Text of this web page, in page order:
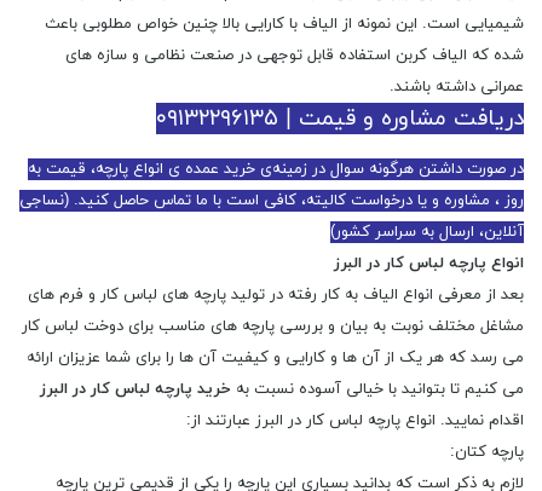
شیمیایی است. این نمونه از الیاف با کارایی بالا چنین خواص مطلوبی باعث
شده که الیاف کربن استفاده قابل توجهی در صنعت نظامی و سازه های
عمرانی داشته باشند.
دریافت مشاوره و قیمت | ۰۹۱۳۲۲۹۶۱۳۵
در صورت داشتن هرگونه سوال در زمینه‌ی خرید عمده ی انواع پارچه، قیمت به
روز ، مشاوره و یا درخواست کالیته، کافی است با ما تماس حاصل کنید. (نساجی
آنلاین، ارسال به سراسر کشور)
انواع پارچه لباس کار در البرز
بعد از معرفی انواع الیاف به کار رفته در تولید پارچه های لباس کار و فرم های
مشاغل مختلف نوبت به بیان و بررسی پارچه های مناسب برای دوخت لباس کار
می رسد که هر یک از آن ها و کارایی و کیفیت آن ها را برای شما عزیزان ارائه
می کنیم تا بتوانید با خیالی آسوده نسبت به خرید پارچه لباس کار در البرز
اقدام نمایید. انواع پارچه لباس کار در البرز عبارتند از:
پارچه کتان:
لازم به ذکر است که بدانید بسیاری این پارچه را یکی از قدیمی ترین پارچه